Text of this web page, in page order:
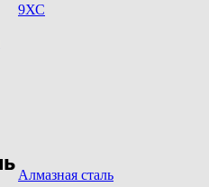
9ХС
Алмазная сталь